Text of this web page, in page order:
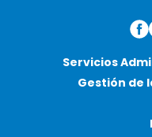
Servicios
Gestión de